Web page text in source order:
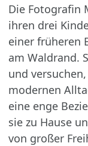
Die Fotografin
ihren drei
einer früheren
am Waldrand.
und
modernen
eine enge
sie zu Hause
von großer